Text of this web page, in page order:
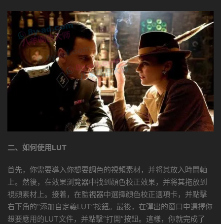
二、如何使用LUT
首先，你需要導入你想要調色的視頻素材，并将其放入時間軸
上。然後，在效果浏覽器中找到顔色校正效果，并将其拖放到
視頻素材上。接着，在監視器中選擇顔色校正選項卡，并點擊
右下角的“添加自定義LUT”按鈕。最後，在彈出的窗口中選擇你
想要應用的LUT文件，并點擊“打開”按鈕。這樣，你就完成了